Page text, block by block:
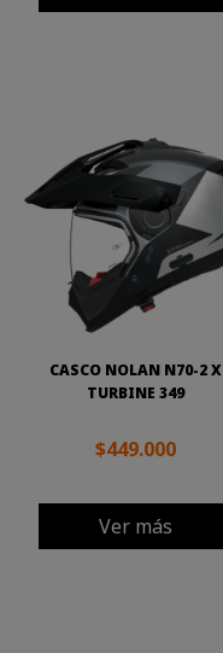
CASCO NOLAN N70-2 X
TURBINE 349
$449.000
Ver más